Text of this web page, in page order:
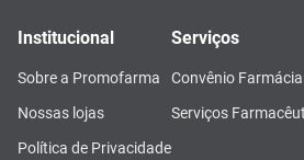
Institucional
Sobre a Promofarma
Nossas lojas
Política de Privacidade
Serviços
Convênio Farmácia
Serviços